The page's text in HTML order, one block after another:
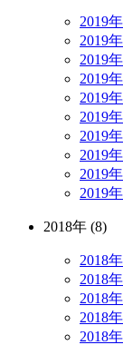
2019
2019
2019
2019
2019
2019
2019
2019
2019
2019
2018年 (8)
2018
2018
2018
2018
2018